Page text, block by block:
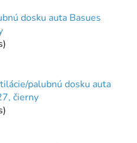
dosku auta Basues
)
palubnú dosku auta
čierny
)